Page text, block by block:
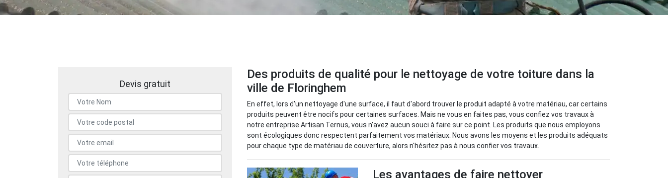
Devis gratuit
Des produits de qualité pour le nettoyage de votre toiture dans la
ville de Floringhem
En effet, lors d'un nettoyage d'une surface, il faut d'abord trouver le produit adapté à votre matériau, car certains
produits peuvent être nocifs pour certaines surfaces. Mais ne vous en faites pas, vous confiez vos travaux à
notre entreprise Artisan Ternus, vous n'avez aucun souci à faire sur ce point. Les produits que nous employons
sont écologiques donc respectent parfaitement vos matériaux. Nous avons les moyens et les produits adéquats
pour chaque type de matériau de couverture, alors n'hésitez pas à nous confier vos travaux.
Les avantages de faire nettoyer